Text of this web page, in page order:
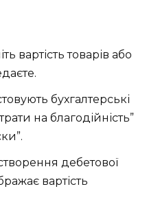
вартість товарів або
бухгалтерські
на благодійність”
дебетової
вартість